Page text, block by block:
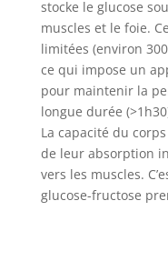
stocke le glucose
muscles et le foie.
limitées (environ
ce qui impose un
pour maintenir la
longue durée
La capacité du
de leur absorption
vers les muscles.
glucose-fructose